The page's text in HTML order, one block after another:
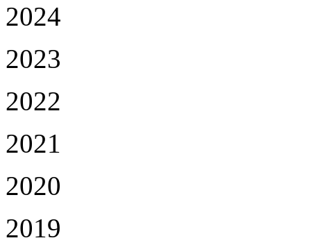
2024
2023
2022
2021
2020
2019